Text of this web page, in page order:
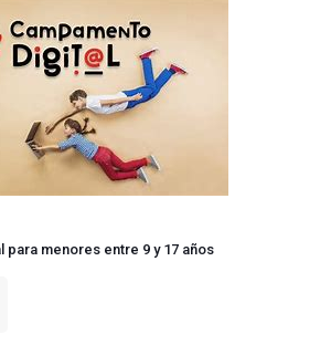
para menores entre 9 y 17 años